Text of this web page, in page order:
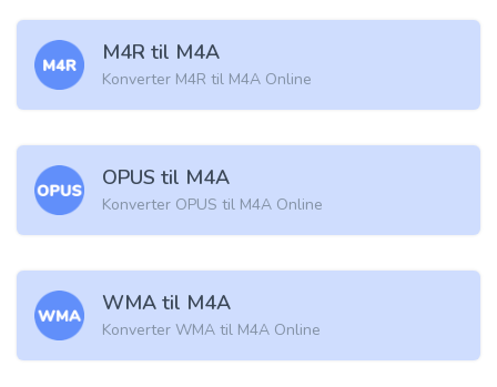
M4R til M4A
Konverter M4R til M4A Online
OPUS til M4A
Konverter OPUS til M4A Online
WMA til M4A
Konverter WMA til M4A Online